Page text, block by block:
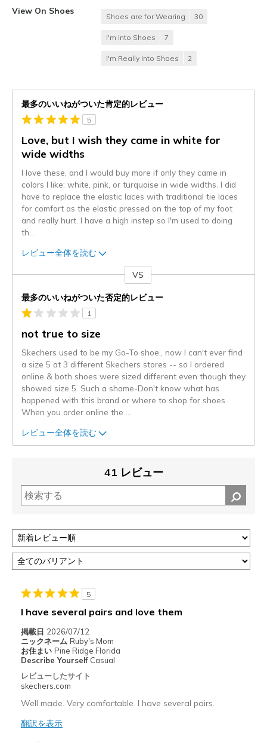
View On Shoes
Shoes are for Wearing 30
I'm Into Shoes 7
I'm Really Into Shoes 2
最多のいいねがついた肯定的レビュー
5
Love, but I wish they came in white for
wide widths
I love these, and I would buy more if only they came in
colors I like: white, pink, or turquoise in wide widths. I did
have to replace the elastic laces with traditional tie laces
for comfort as the elastic pressed on the top of my foot
and really hurt. I have a high instep so I'm used to doing
th
レビュー全体を読む
VS
最多のいいねがついた否定的レビュー
1
not true to size
Skechers used to be my Go-To shoe., now I can't ever find
a size 5 at 3 different Skechers stores -- so I ordered
online & both shoes were sized different even though they
showed size 5. Such a shame-Don't know what has
happened with this brand or where to shop for shoes
When you order online the
レビュー全体を読む
41 レビュー
5
I have several pairs and love them
掲載日 2026/07/12
ニックネーム Ruby's Mom
お住まい Pine Ridge Florida
Describe Yourself Casual
レビューしたサイト
skechers.com
Well made. Very comfortable. I have several pairs.
翻訳を表示